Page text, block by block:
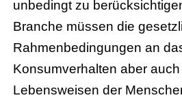
unbedingt zu
Branche müssen die
Rahmenbedingungen an
Konsumverhalten aber
Lebensweisen der